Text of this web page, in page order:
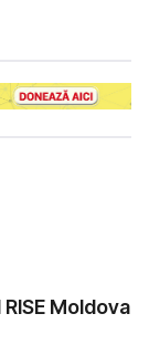
Moldova